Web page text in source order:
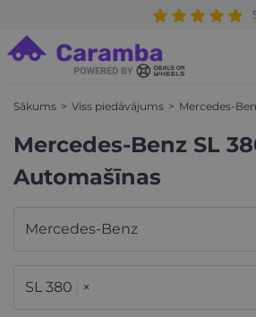
Sākums Viss piedāvājums Mercedes-
Mercedes-Benz SL
Automašīnas
Mercedes-Benz
SL 380 ×